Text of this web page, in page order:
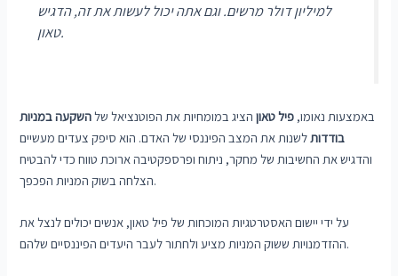
למיליון דולר מרשים. וגם אתה יכול לעשות את זה,הדגיש
טאון.
באמצעות נאומו, פיל טאוןהציג במומחיות את הפוטנציאל שלהשקעה במניות
בודדותלשנות את המצב הפיננסי של האדם. הוא סיפק צעדים מעשיים
והדגיש את החשיבות של מחקר, ניתוח ופרספקטיבה ארוכת טווח כדי להבטיח
הצלחה בשוק המניות הפכפך.
על ידי יישום האסטרטגיות המוכחות של פיל טאון, אנשים יכולים לנצל את
ההזדמנויות ששוק המניות מציע ולחתור לעבר היעדים הפיננסיים שלהם.